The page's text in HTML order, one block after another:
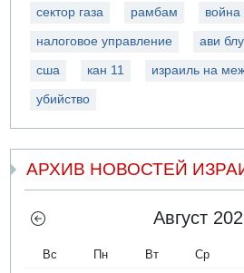
сектор газа рамбам война
налоговое управление ави
сша кан 11 израиль на
убийство
АРХИВ НОВОСТЕЙ
Август
Вс Пн Вт Ср